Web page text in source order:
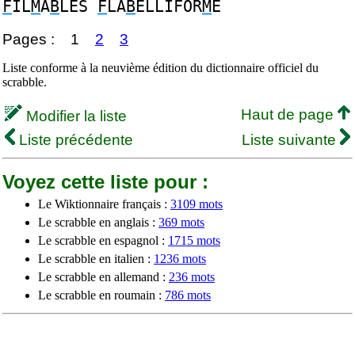
FILMABLES FLABELLIFORME
Pages : 1 2 3
Liste conforme à la neuvième édition du dictionnaire officiel du
scrabble.
Modifier la liste
Haut de page
Liste précédente
Liste suivante
Voyez cette liste pour :
Le Wiktionnaire français : 3109 mots
Le scrabble en anglais : 369 mots
Le scrabble en espagnol : 1715 mots
Le scrabble en italien : 1236 mots
Le scrabble en allemand : 236 mots
Le scrabble en roumain : 786 mots